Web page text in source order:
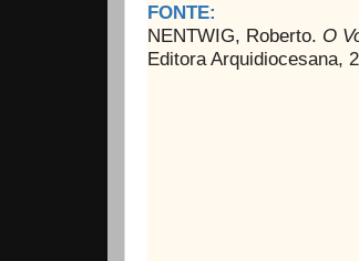
FONTE:
NENTWIG, Roberto. O
Editora Arquidiocesana,